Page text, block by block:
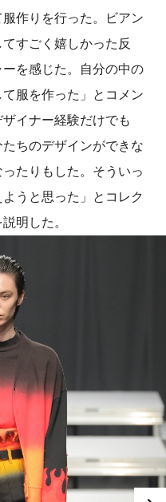
作りを行った。ビアン
すごく嬉しかった反
を感じた。自分の中の
服を作った」とコメン
イナー経験だけでも
ちのデザインができな
たりもした。そういっ
うと思った」とコレク
明した。